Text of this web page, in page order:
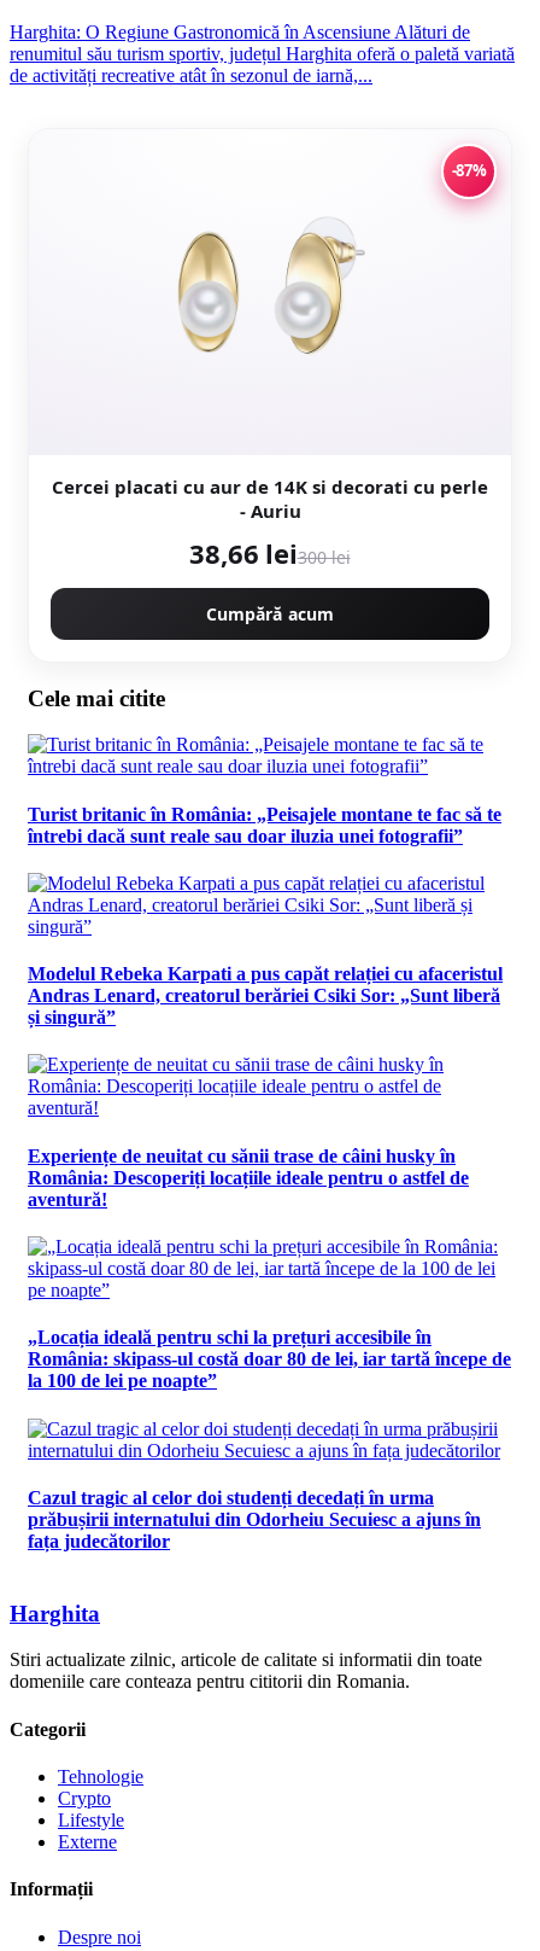
Harghita: O Regiune Gastronomică în Ascensiune Alături de
renumitul său turism sportiv, județul Harghita oferă o paletă variată
de activități recreative atât în sezonul de iarnă,...
-87%
Cercei placati cu aur de 14K si decorati cu perle
- Auriu
38,66 lei300 lei
Cumpără acum
Cele mai citite
Turist britanic în România: „Peisajele montane te fac să te
întrebi dacă sunt reale sau doar iluzia unei fotografii”
Modelul Rebeka Karpati a pus capăt relației cu afaceristul
Andras Lenard, creatorul berăriei Csiki Sor: „Sunt liberă
și singură”
Experiențe de neuitat cu sănii trase de câini husky în
România: Descoperiți locațiile ideale pentru o astfel de
aventură!
„Locația ideală pentru schi la prețuri accesibile în
România: skipass-ul costă doar 80 de lei, iar tartă începe de
la 100 de lei pe noapte”
Cazul tragic al celor doi studenți decedați în urma
prăbușirii internatului din Odorheiu Secuiesc a ajuns în
fața judecătorilor
Harghita
Stiri actualizate zilnic, articole de calitate si informatii din toate
domeniile care conteaza pentru cititorii din Romania.
Categorii
Tehnologie
Crypto
Lifestyle
Externe
Informații
Despre noi